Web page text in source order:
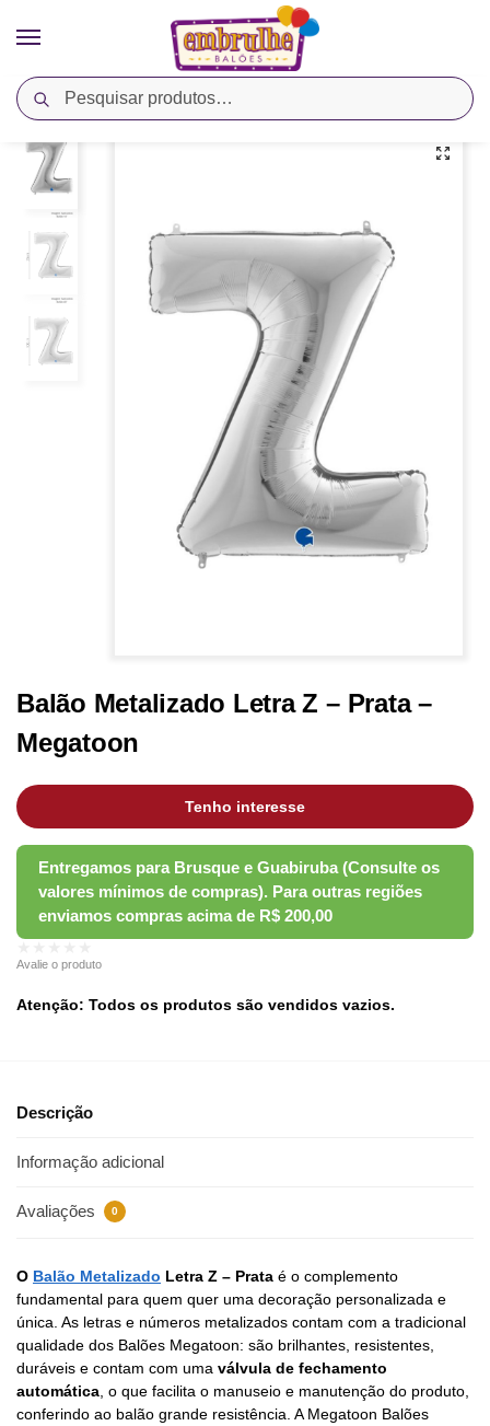
Pesquisar
Início Cores Prata / Balão Metalizado Letra Z – Prata – Megatoon
Balão Metalizado Letra Z – Prata –
Megatoon
Tenho interesse
Avalie o produto
Atenção: Todos os produtos são vendidos vazios.
Descrição
Informação adicional
Avaliações 0
O Balão Metalizado Letra Z – Prata é o complemento
fundamental para quem quer uma decoração personalizada e
única. As letras e números metalizados contam com a tradicional
qualidade dos Balões Megatoon: são brilhantes, resistentes,
duráveis e contam com uma válvula de fechamento
automática , o que facilita o manuseio e manutenção do produto,
conferindo ao balão grande resistência. A Megatoon Balões